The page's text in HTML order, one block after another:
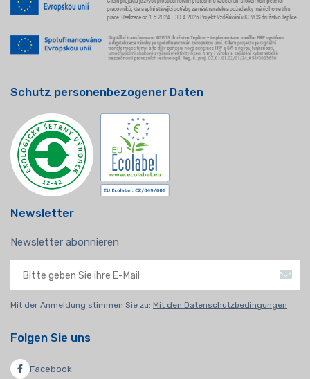
Schutz personenbezogener Daten
Newsletter
Newsletter abonnieren
Mit der Anmeldung stimmen Sie zu: Mit den Datenschutzbedingungen
Folgen Sie uns
Facebook